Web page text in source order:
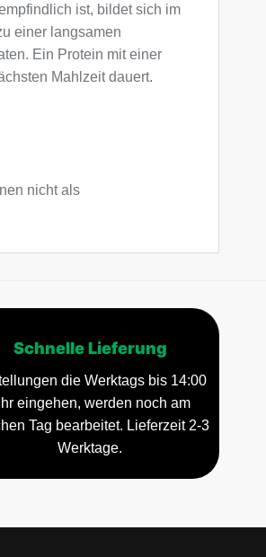
ist, bildet sich im
einer langsamen
Ein Protein mit einer
Mahlzeit dauert.
nicht als
Schnelle Lieferung
die Werktags bis 14:00
eingehen, werden noch am
Tag bearbeitet. Lieferzeit 2-3
Werktage.